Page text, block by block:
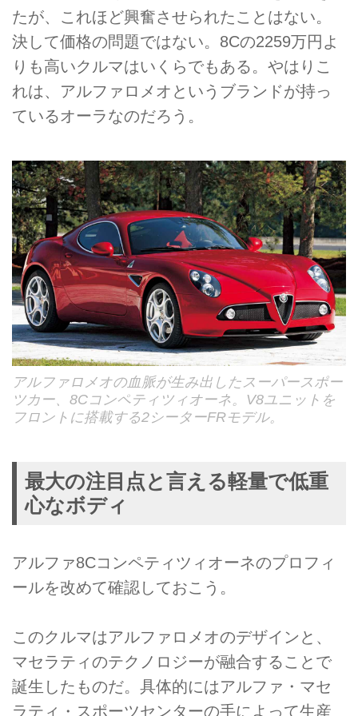
たが、これほど興奮させられたことはない。
決して価格の問題ではない。8Cの2259万円よ
りも高いクルマはいくらでもある。やはりこ
れは、アルファロメオというブランドが持っ
ているオーラなのだろう。
アルファロメオの血脈が生み出したスーパースポー
ツカー、8Cコンペティツィオーネ。V8ユニットを
フロントに搭載する2シーターFRモデル。
最大の注目点と言える軽量で低重
心なボディ
アルファ8Cコンペティツィオーネのプロフィ
ールを改めて確認しておこう。
このクルマはアルファロメオのデザインと、
マセラティのテクノロジーが融合することで
誕生したものだ。具体的にはアルファ・マセ
ラティ・スポーツセンターの手によって生産